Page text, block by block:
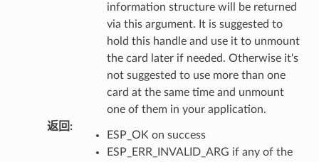
information structure will be returned
via this argument. It is suggested to
hold this handle and use it to unmount
the card later if needed. Otherwise it's
not suggested to use more than one
card at the same time and unmount
one of them in your application.
返回 :
ESP_OK on success
ESP_ERR_INVALID_ARG if any of the